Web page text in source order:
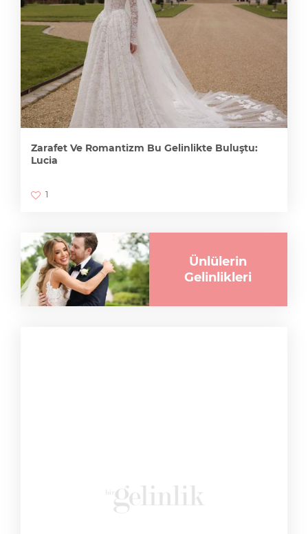
Zarafet Ve Romantizm Bu Gelinlikte Buluştu:
Lucia
1
Ünlülerin
Gelinlikleri